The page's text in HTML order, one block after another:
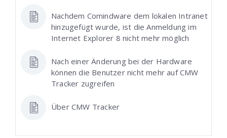
Nachdem Comindware dem lokalen Intranet
hinzugefügt wurde, ist die Anmeldung im
Internet Explorer 8 nicht mehr möglich
Nach einer Änderung bei der Hardware
können die Benutzer nicht mehr auf CMW
Tracker zugreifen
Über CMW Tracker